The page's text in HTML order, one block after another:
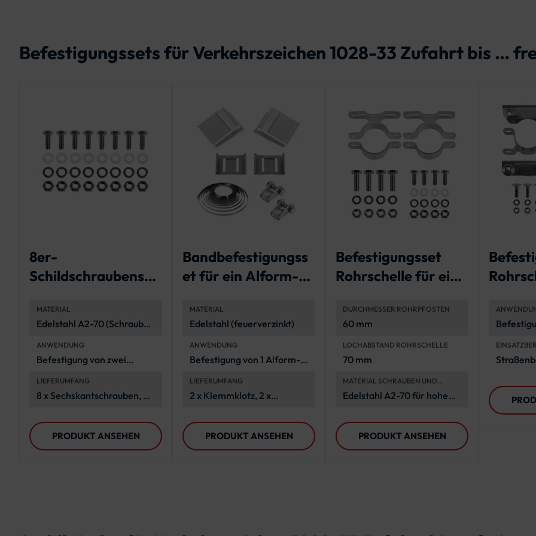
Befestigungssets für Verkehrszeichen 1028-33 Zufahrt bis …
8er-
Schildschraubenset
zwei
Verkehrszeichen
MATERIAL
Edelstahl A2-70 (Schrauben
(Unterlegscheiben)
ANWENDUNG
Befestigung von zwei
LIEFERUMFANG
8 x Sechskantschrauben, 8 x
Unterlegscheiben, 8 x
Edelstahl-
Unterlegscheiben, 8 x
PRODUKT ANSEHEN
Bandbefestigungss
et für ein Alform-
MATERIAL
Edelstahl (feuerverzinkt)
ANWENDUNG
Befestigung von 1 Alform-
LIEFERUMFANG
2 x Klemmklotz, 2 x
Spannschloss, 2 x 1 Meter
Stahlband
PRODUKT ANSEHEN
Befestigungsset
Rohrschelle für ein
en
DURCHMESSER ROHRPFOSTEN
60 mm
LOCHABSTAND ROHRSCHELLE
70 mm
MATERIAL SCHRAUBEN UND
MUTTERN
Edelstahl A2-70 für hohe
und Langlebigkeit
PRODUKT ANSEHEN